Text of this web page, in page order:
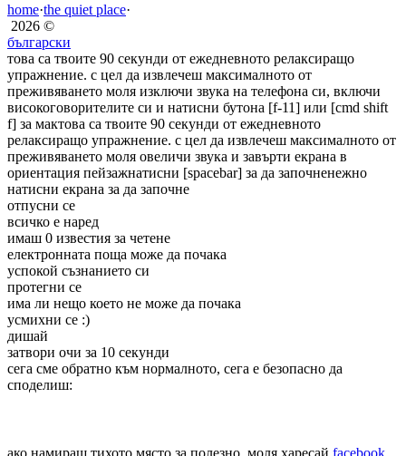
home·the quiet place·
2026 ©
български
това са твоите 90 секунди от ежедневното релаксиращо
упражнение. с цел да извлечеш максималното от
преживяването моля изключи звука на телефона си, включи
високоговорителите си и натисни бутона [f-11] или [cmd shift
f] за мактова са твоите 90 секунди от ежедневното
релаксиращо упражнение. с цел да извлечеш максималното от
преживяването моля овеличи звука и завърти екрана в
ориентация пейзажнатисни [spacebar] за да започненежно
натисни екрана за да започне
отпусни се
всичко е наред
имаш 0 известия за четене
електронната поща може да почака
успокой съзнанието си
протегни се
има ли нещо което не може да почака
усмихни се :)
дишай
затвори очи за 10 секунди
сега сме обратно към нормалното, сега е безопасно да
споделиш:
ако намираш тихото място за полезно, моля харесай facebook